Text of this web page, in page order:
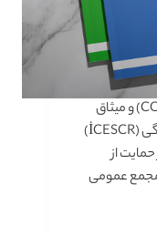
میثاق بین‌المللی حقوق مدنی و سیاسی (CCPR) و میثاق
بین‌المللی حقوق اقتصادی، اجتماعی و فرهنگی (İCESCR)
از
بشر نوشته شده است. در سال ۱۹۴۸ مجمع عمومی